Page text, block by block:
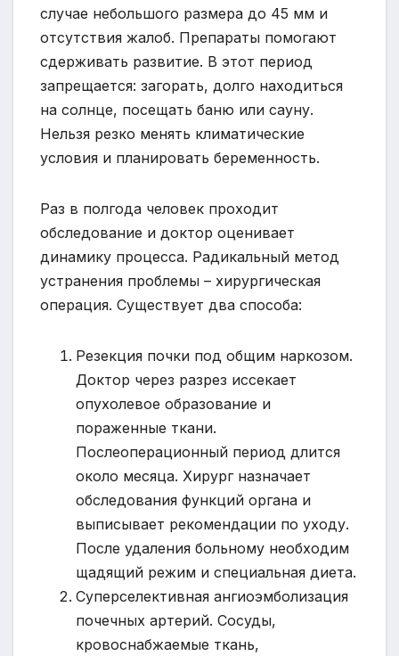
случае небольшого размера до 45 мм и
отсутствия жалоб. Препараты помогают
сдерживать развитие. В этот период
запрещается: загорать, долго находиться
на солнце, посещать баню или сауну.
Нельзя резко менять климатические
условия и планировать беременность.
Раз в полгода человек проходит
обследование и доктор оценивает
динамику процесса. Радикальный метод
устранения проблемы – хирургическая
операция. Существует два способа:
Резекция почки под общим наркозом.
Доктор через разрез иссекает
опухолевое образование и
пораженные ткани.
Послеоперационный период длится
около месяца. Хирург назначает
обследования функций органа и
выписывает рекомендации по уходу.
После удаления больному необходим
щадящий режим и специальная диета.
Суперселективная ангиоэмболизация
почечных артерий. Сосуды,
кровоснабжаемые ткань,